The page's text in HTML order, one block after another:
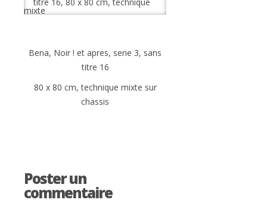
Bena, Noir ! et apres, serie 3, sans
titre 16
80 x 80 cm, technique mixte sur
chassis
Poster un
commentaire